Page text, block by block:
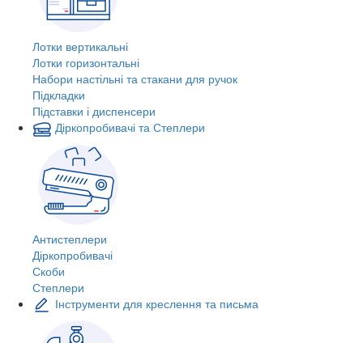
Лотки вертикальні
Лотки горизонтальні
Набори настільні та стакани для ручок
Підкладки
Підставки і диспенсери
Діркопробивачі та Степлери
Антистеплери
Діркопробивачі
Скоби
Степлери
Інструменти для креслення та письма